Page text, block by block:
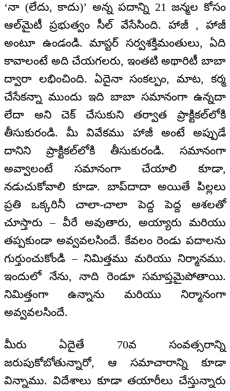
‘నా (లేదు, కాదు)’ అన్న పదాన్ని 21 జన్మల కోసం
ఆల్‌మైటీ ప్రభుత్వం సీల్ వేసేసింది. హాజీ , హాజీ
అంటూ ఉండండి. మాస్టర్ సర్వశక్తిమంతులు, ఏది
కావాలంటే అది చేయగలరు, ఇంతటి అథారిటీ బాబా
ద్వారా లభించింది. ఏదైనా సంకల్పం, మాట, కర్మ
చేసేకన్నా ముందు ఇది బాబా సమానంగా ఉన్నదా
లేదా అని చెక్ చేసుకుని తర్వాత ప్రాక్టికల్‌లోకి
తీసుకురండి. మీ వివేకము హాజీ అంటే అప్పుడే
దానిని ప్రాక్టికల్‌లోకి తీసుకురండి. సమానంగా
అవ్వాలంటే సమానంగా చేయాలి కూడా,
నడుచుకోవాలి కూడా. బాప్‌దాదా అయితే పిల్లలు
ప్రతి ఒక్కరినీ చాలా-చాలా పెద్ద పెద్ద ఆశలతో
చూస్తారు – వీరే అవుతారు, అయ్యారు మరియు
తప్పకుండా అవ్వవలసిందే. కేవలం రెండు పదాలను
గుర్తుంచుకోండి – నిమిత్తము మరియు నిర్మానము.
ఇందులో నేను, నాది రెండూ సమాప్తమైపోతాయి.
నిమిత్తంగా ఉన్నాను మరియు నిర్మానంగా
అవ్వవలసిందే.
మీరు ఏదైతే 70వ సంవత్సరాన్ని
జరుపుకోబోతున్నారో, ఆ సమాచారాన్ని కూడా
విన్నాము. విదేశాలు కూడా తయారీలు చేస్తున్నారు